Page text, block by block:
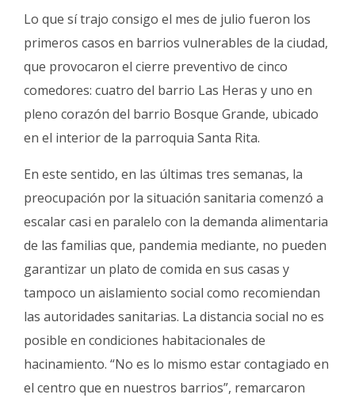
Lo que sí trajo consigo el mes de julio fueron los
primeros casos en barrios vulnerables de la ciudad,
que provocaron el cierre preventivo de cinco
comedores: cuatro del barrio Las Heras y uno en
pleno corazón del barrio Bosque Grande, ubicado
en el interior de la parroquia Santa Rita.
En este sentido, en las últimas tres semanas, la
preocupación por la situación sanitaria comenzó a
escalar casi en paralelo con la demanda alimentaria
de las familias que, pandemia mediante, no pueden
garantizar un plato de comida en sus casas y
tampoco un aislamiento social como recomiendan
las autoridades sanitarias. La distancia social no es
posible en condiciones habitacionales de
hacinamiento. “No es lo mismo estar contagiado en
el centro que en nuestros barrios”, remarcaron